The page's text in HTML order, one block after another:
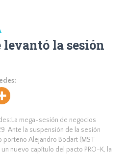
levantó la sesión
mega-sesión de negocios
Ante la suspensión de la sesión
porteño Alejandro Bodart (MST-
nuevo capítulo del pacto PRO-K, la